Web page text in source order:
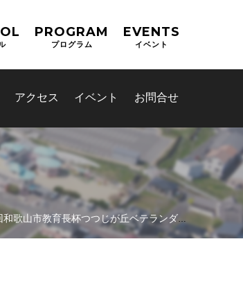
PROGRAM
プログラム
EVENTS
イベント
アクセス イベント お問合せ